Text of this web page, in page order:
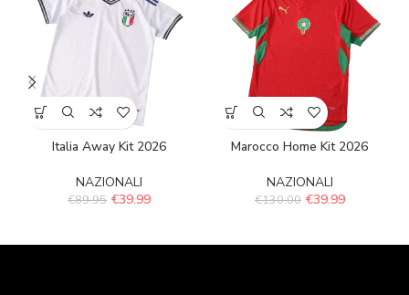
Italia Away Kit 2026
NAZIONALI
€89.95 €39.99
Marocco Home Kit 2026
NAZIONALI
€130.00 €39.99